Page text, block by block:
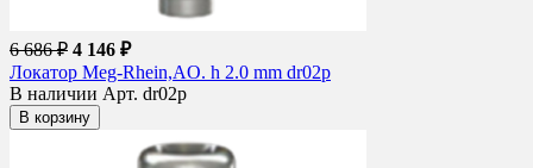
6 686 ₽ 4 146 ₽
Локатор Meg-Rhein,AO. h 2.0 mm dr02p
В наличии Арт. dr02p
В корзину